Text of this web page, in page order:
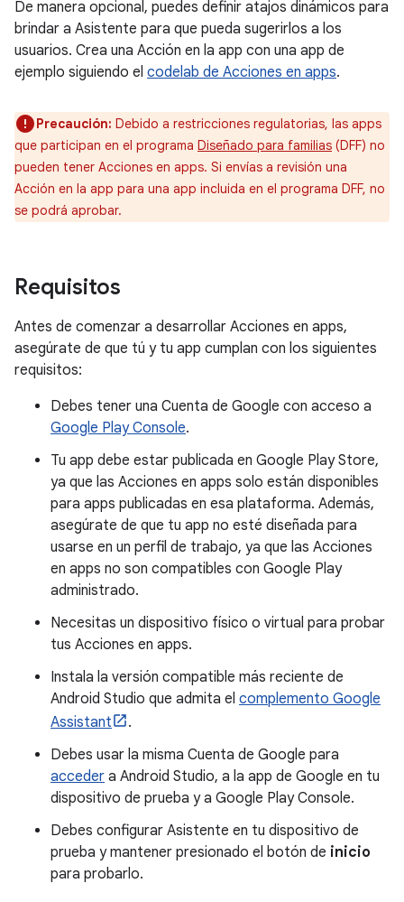
De manera opcional, puedes definir atajos dinámicos para
brindar a Asistente para que pueda sugerirlos a los
usuarios. Crea una Acción en la app con una app de
ejemplo siguiendo el codelab de Acciones en apps.
Precaución: Debido a restricciones regulatorias, las apps
que participan en el programa Diseñado para familias (DFF) no
pueden tener Acciones en apps. Si envías a revisión una
Acción en la app para una app incluida en el programa DFF, no
se podrá aprobar.
Requisitos
Antes de comenzar a desarrollar Acciones en apps,
asegúrate de que tú y tu app cumplan con los siguientes
requisitos:
Debes tener una Cuenta de Google con acceso a
Google Play Console.
Tu app debe estar publicada en Google Play Store,
ya que las Acciones en apps solo están disponibles
para apps publicadas en esa plataforma. Además,
asegúrate de que tu app no esté diseñada para
usarse en un perfil de trabajo, ya que las Acciones
en apps no son compatibles con Google Play
administrado.
Necesitas un dispositivo físico o virtual para probar
tus Acciones en apps.
Instala la versión compatible más reciente de
Android Studio que admita el complemento Google
Assistant
.
Debes usar la misma Cuenta de Google para
acceder a Android Studio, a la app de Google en tu
dispositivo de prueba y a Google Play Console.
Debes configurar Asistente en tu dispositivo de
prueba y mantener presionado el botón de inicio
para probarlo.